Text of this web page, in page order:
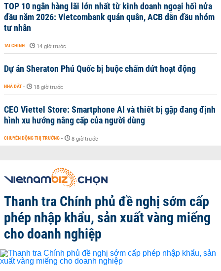
TOP 10 ngân hàng lãi lớn nhất từ kinh doanh ngoại hối nửa
đầu năm 2026: Vietcombank quán quân, ACB dẫn đầu nhóm
tư nhân
TÀI CHÍNH - 14 giờ trước
Dự án Sheraton Phú Quốc bị buộc chấm dứt hoạt động
NHÀ ĐẤT - 18 giờ trước
CEO Viettel Store: Smartphone AI và thiết bị gập đang định
hình xu hướng nâng cấp của người dùng
CHUYỂN ĐỘNG THỊ TRƯỜNG - 8 giờ trước
Thanh tra Chính phủ đề nghị sớm cấp
phép nhập khẩu, sản xuất vàng miếng
cho doanh nghiệp